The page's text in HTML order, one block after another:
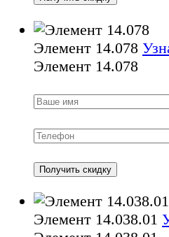
Элемент 14.078
Элемент 14.078
Элемент 14.038.01